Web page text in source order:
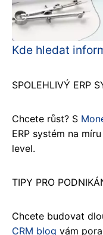
Kde hledat
SPOLEHLIVÝ ERP
Chcete růst? S
ERP systém na
level.
TIPY PRO
Chcete budovat
CRM blog vám